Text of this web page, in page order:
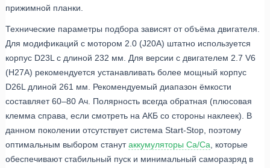
прижимной планки.
Технические параметры подбора зависят от объёма двигателя.
Для модификаций с мотором 2.0 (J20A) штатно используется
корпус D23L с длиной 232 мм. Для версии с двигателем 2.7 V6
(H27A) рекомендуется устанавливать более мощный корпус
D26L длиной 261 мм. Рекомендуемый диапазон ёмкости
составляет 60–80 Ач. Полярность всегда обратная (плюсовая
клемма справа, если смотреть на АКБ со стороны наклеек). В
данном поколении отсутствует система Start-Stop, поэтому
оптимальным выбором станутаккумуляторы Ca/Ca , которые
обеспечивают стабильный пуск и минимальный саморазряд в